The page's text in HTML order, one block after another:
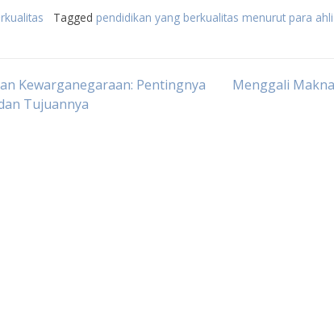
Tagged pendidikan yang berkualitas menurut para ahli
Kewarganegaraan: Pentingnya
Tujuannya
Menggali